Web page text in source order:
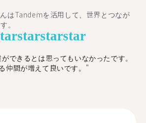
はTandemを活用して、世界とつなが
。
starstarstar
できるとは思ってもいなかったです。
仲間が増えて良いです。"